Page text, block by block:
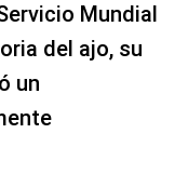
Mundial
del ajo, su
un